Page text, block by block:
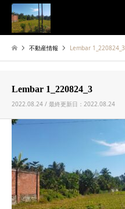
不動産情報 Lembar 1_220824_3
Lembar 1_220824_3
2022.08.24 / 最終更新日：2022.08.24